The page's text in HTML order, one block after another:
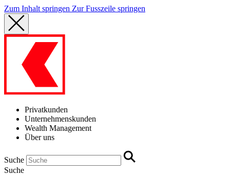
Zum Inhalt springen Zur Fusszeile springen
Privatkunden
Unternehmenskunden
Wealth Management
Über uns
Suche
Suche